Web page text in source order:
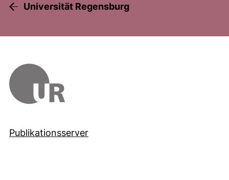
Universität Regensburg
Publikationsserver